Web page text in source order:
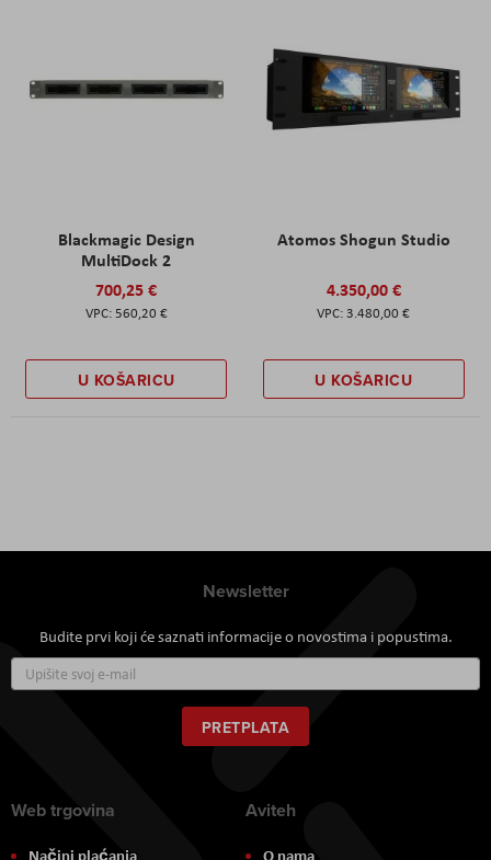
Blackmagic Design
MultiDock 2
700,25 €
560,20 €
U KOŠARICU
Atomos Shogun Studio
4.350,00 €
3.480,00 €
U KOŠARICU
Newsletter
Budite prvi koji će saznati informacije o novostima i popustima.
se
za
naš
newsletter:
PRETPLATA
Web trgovina
Načini plaćanja
Aviteh
O nama